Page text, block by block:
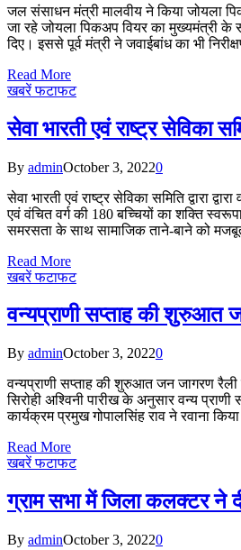
जल संसाधन मंत्री मालवीय ने किया जोयला
जा रहे जोयला पिकअप वियर का मुख्यमंत्री के
दिए। इससे पूर्व मंत्री ने जवाईबांध का भी
Read More
खबरें फटाफट
सेवा भारती एवं राष्ट्र सेविका
By adminOctober 3, 20220
सेवा भारती एवं राष्ट्र सेविका समिति द्वारा
एवं वंचित वर्ग की 180 बच्चियों का शक्ति
समरसता के साथ सामाजिक ताने-बाने को
Read More
खबरें फटाफट
वन्यप्राणी सप्ताह की शुरुआत
By adminOctober 3, 20220
वन्यप्राणी सप्ताह की शुरुआत जन जागरण
सिरोही अश्विनी पारीख के अनुसार वन्य
कार्यक्रम प्रमुख गोपालसिंह राव ने रवाना
Read More
खबरें फटाफट
ग्राम सभा में जिला कलक्टर ने
By adminOctober 3, 20220